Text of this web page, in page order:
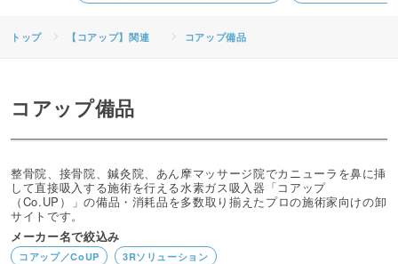
トップ 【コアップ】関連 コアップ備品
コアップ備品
整骨院、接骨院、鍼灸院、あん摩マッサージ院でカニューラを鼻に挿
して直接吸入する施術を行える水素ガス吸入器「コアップ
（Co.UP）」の備品・消耗品を多数取り揃えたプロの施術家向けの卸
サイトです。
メーカー名で絞込み
コアップ／CoUP 3Rソリューション